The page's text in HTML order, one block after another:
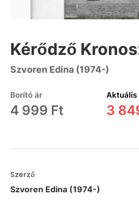
Kérődző
Szvoren Edina (1974-)
Borító ár
4 999 Ft
Aktuális
3
Szerző
Szvoren Edina (1974-)